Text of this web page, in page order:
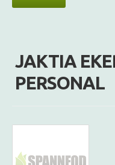
JAKTIA
PERSONAL